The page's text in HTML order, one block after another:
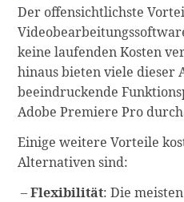
Der offensichtlichste
keine laufenden Kosten
hinaus bieten viele dieser
beeindruckende
Adobe Premiere Pro
Einige weitere Vorteile
Alternativen sind:
Flexibilität: Die